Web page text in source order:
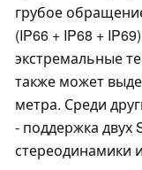
грубое
(IP66 + IP68 +
экстремальные
также может
метра. Среди
- поддержка двух
стереодинамики